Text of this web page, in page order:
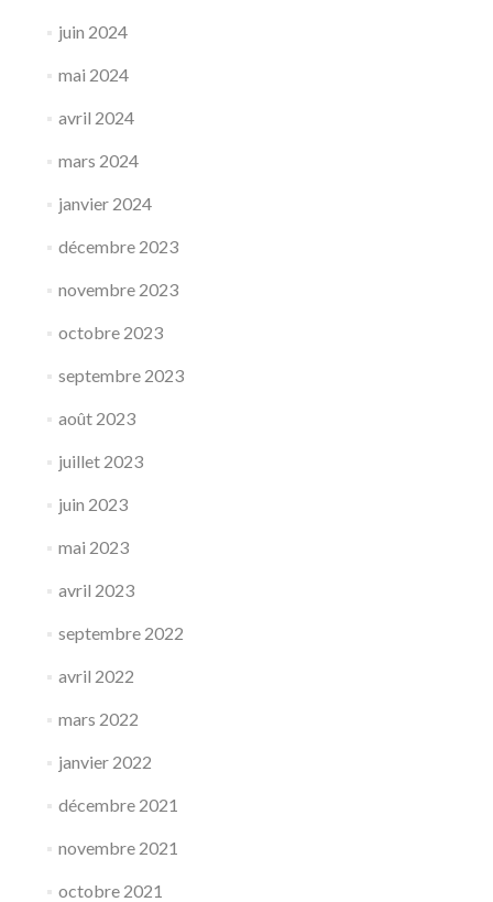
juin 2024
mai 2024
avril 2024
mars 2024
janvier 2024
décembre 2023
novembre 2023
octobre 2023
septembre 2023
août 2023
juillet 2023
juin 2023
mai 2023
avril 2023
septembre 2022
avril 2022
mars 2022
janvier 2022
décembre 2021
novembre 2021
octobre 2021